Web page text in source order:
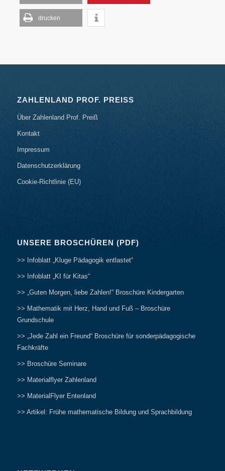
drucken
ZAHLENLAND PROF. PREISS
Über Zahlenland Prof. Preiß
Kontakt
Impressum
Datenschutzerklärung
Cookie-Richtlinie (EU)
UNSERE BROSCHÜREN (PDF)
>> Infoblatt „Kluge Pädagogik entlastet“
>> Infoblatt „KI für Kitas“
>> „Guten Morgen, liebe Zahlen!“ Broschüre Kindergarten
>> Mathematik mit Herz, Hand und Fuß – Broschüre
Grundschule
>> „Jede Zahl ein Freund“ Broschüre für sonderpädagogische
Fachkräfte
>> Broschüre Seminare
>> Materialflyer Zahlenland
>> MaterialFlyer Entenland
>> Artikel: Frühe mathematische Bildung und Sprachbildung